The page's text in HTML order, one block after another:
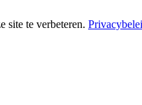
site te verbeteren.